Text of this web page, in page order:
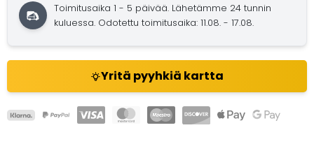
Toimitusaika 1 - 5 päivää. Lähetämme 24 tunnin
kuluessa. Odotettu toimitusaika: 11.08. - 17.08.
Yritä pyyhkiä kartta